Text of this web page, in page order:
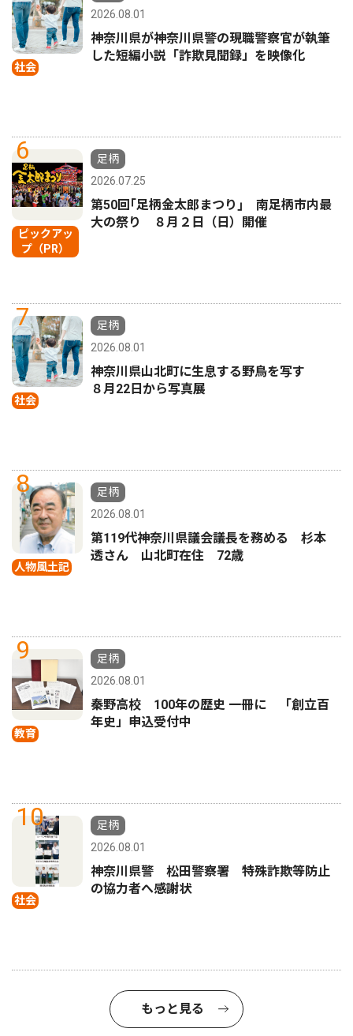
社会
2026.08.01
神奈川県が神奈川県警の現職警察官が執筆
した短編小説「詐欺見聞録」を映像化
6
ピックアッ
プ（PR）
足柄
2026.07.25
第50回｢足柄金太郎まつり｣ 南足柄市内最
大の祭り ８月２日（日）開催
7
社会
足柄
2026.08.01
神奈川県山北町に生息する野鳥を写す
８月22日から写真展
8
人物風土記
足柄
2026.08.01
第119代神奈川県議会議長を務める 杉本
透さん 山北町在住 72歳
9
教育
足柄
2026.08.01
秦野高校 100年の歴史 一冊に 「創立百
年史」申込受付中
10
社会
足柄
2026.08.01
神奈川県警 松田警察署 特殊詐欺等防止
の協力者へ感謝状
もっと見る